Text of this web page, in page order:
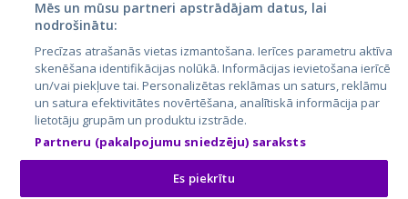
City24.lv
City24.ee
GetaPro.lv
GetaPro.ee
Skelbiu.lt
Autoplius.lt
Aruodas.lt
Kainos.lt
Paslaugos.lt
auto24.ee
KV.ee
Osta.ee
KuldneBörs.ee
Mēs un mūsu partneri apstrādājam datus, lai
nodrošinātu:
Precīzas atrašanās vietas izmantošana. Ierīces parametru aktīva
skenēšana identifikācijas nolūkā. Informācijas ievietošana ierīcē
un/vai piekļuve tai. Personalizētas reklāmas un saturs, reklāmu
un satura efektivitātes novērtēšana, analītiskā informācija par
lietotāju grupām un produktu izstrāde.
Partneru (pakalpojumu sniedzēju) saraksts
Es piekrītu